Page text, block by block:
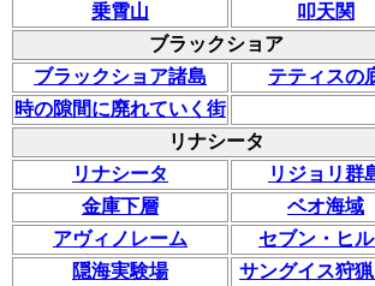
乗霄山
叩天関
ブラックショア
ブラックショア諸島
テティスの
時の隙間に廃れていく街
リナシータ
リナシータ
リジョリ群
金庫下層
ベオ海域
アヴィノレーム
セブン・ヒ
隠海実験場
サングイス狩